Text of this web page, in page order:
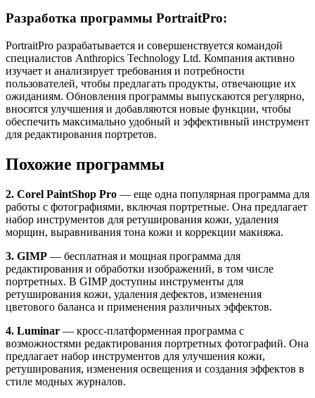
Разработка программы PortraitPro:
PortraitPro разрабатывается и совершенствуется командой
специалистов Anthropics Technology Ltd. Компания активно
изучает и анализирует требования и потребности
пользователей, чтобы предлагать продукты, отвечающие их
ожиданиям. Обновления программы выпускаются регулярно,
вносятся улучшения и добавляются новые функции, чтобы
обеспечить максимально удобный и эффективный инструмент
для редактирования портретов.
Похожие программы
2. Corel PaintShop Pro — еще одна популярная программа для
работы с фотографиями, включая портретные. Она предлагает
набор инструментов для ретуширования кожи, удаления
морщин, выравнивания тона кожи и коррекции макияжа.
3. GIMP — бесплатная и мощная программа для
редактирования и обработки изображений, в том числе
портретных. В GIMP доступны инструменты для
ретуширования кожи, удаления дефектов, изменения
цветового баланса и применения различных эффектов.
4. Luminar — кросс-платформенная программа с
возможностями редактирования портретных фотографий. Она
предлагает набор инструментов для улучшения кожи,
ретуширования, изменения освещения и создания эффектов в
стиле модных журналов.